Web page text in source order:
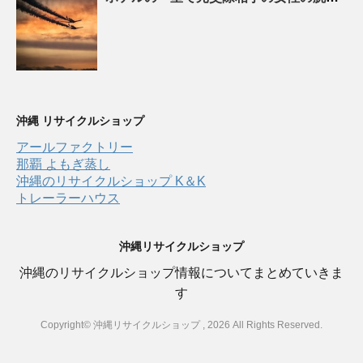
沖縄 リサイクルショップ
アールファクトリー
那覇 よもぎ蒸し
沖縄のリサイクルショップ K＆K
トレーラーハウス
沖縄リサイクルショップ
沖縄のリサイクルショップ情報についてまとめていきま
す
Copyright© 沖縄リサイクルショップ , 2026 All Rights Reserved.